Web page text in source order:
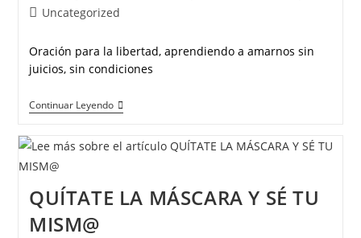
Uncategorized
Oración para la libertad, aprendiendo a amarnos sin
juicios, sin condiciones
Continuar Leyendo
QUÍTATE LA MÁSCARA Y SÉ TU
MISM@